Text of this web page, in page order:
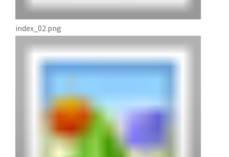
index_02.png